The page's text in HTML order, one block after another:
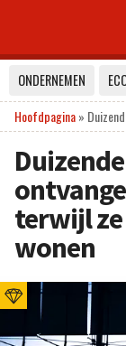
ONDERNEMEN
Hoofdpagina»
terwijl
wonen